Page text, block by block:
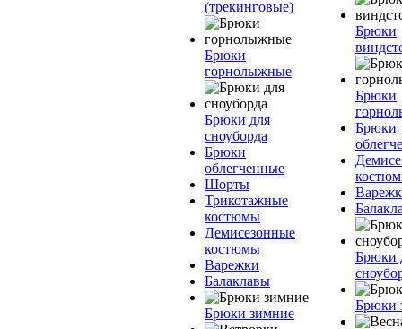
(трекинговые)
Брюки
горнолыжные
Брюки для
сноуборда
Брюки
облегченные
Шорты
Трикотажные
костюмы
Демисезонные
костюмы
Варежки
Балаклавы
Брюки зимние
Брюки
Брюки
Брюки
Брюки
Брюки